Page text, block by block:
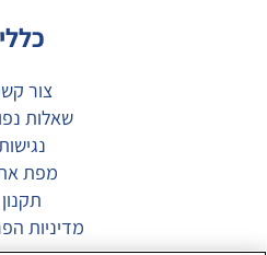
כללי
צור
שאלות
מפת
תקנון
מדיניות